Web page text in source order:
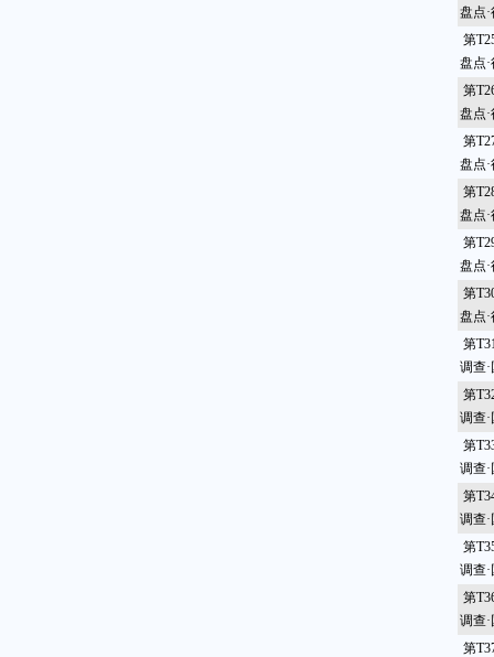
盘点
第
盘点
第
盘点
第
盘点
第
盘点
第
盘点
第
盘点
第
调查
第
调查
第
调查
第
调查
第
调查
第
调查
第